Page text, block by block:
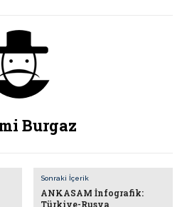
Burgaz
Sonraki İçerik
ANKASAM İnfografik:
Türkiye-Rusya